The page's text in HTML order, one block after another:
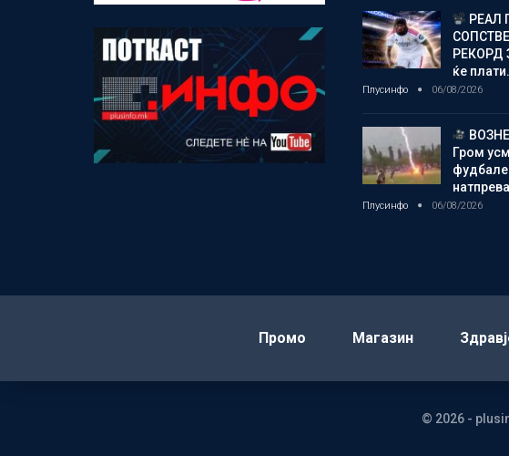
РЕАЛ
РЕКОРД
ќе
Плусинфо 06/08/2026
Гром
Плусинфо 06/08/2026
Промо Магазин
© 2026 -